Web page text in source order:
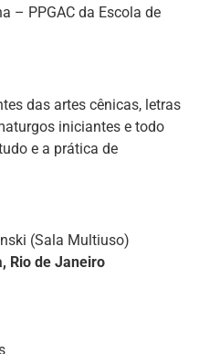
– PPGAC da Escola de
das artes cênicas, letras
iniciantes e todo
e a prática de
(Sala Multiuso)
Rio de Janeiro